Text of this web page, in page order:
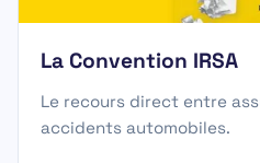
La Convention IRSA
Le recours direct entre
accidents automobiles.